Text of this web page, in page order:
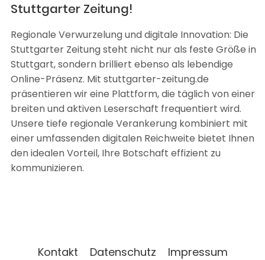
Stuttgarter Zeitung!
Regionale Verwurzelung und digitale Innovation: Die
Stuttgarter Zeitung steht nicht nur als feste Größe in
Stuttgart, sondern brilliert ebenso als lebendige
Online-Präsenz. Mit stuttgarter-zeitung.de
präsentieren wir eine Plattform, die täglich von einer
breiten und aktiven Leserschaft frequentiert wird.
Unsere tiefe regionale Verankerung kombiniert mit
einer umfassenden digitalen Reichweite bietet Ihnen
den idealen Vorteil, Ihre Botschaft effizient zu
kommunizieren.
Kontakt Datenschutz Impressum